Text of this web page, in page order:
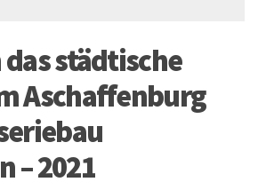
das städtische
Aschaffenburg
– 2021